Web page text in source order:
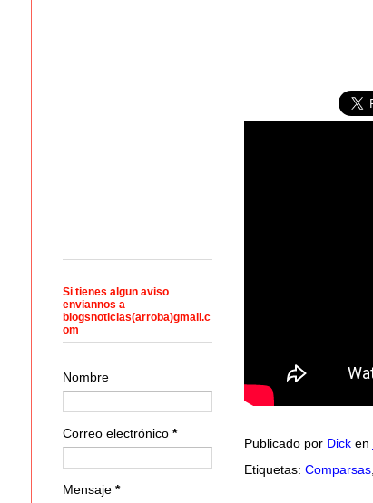
Publicado por Dick en
Etiquetas: Comparsas,
Si tienes algun aviso
enviannos a
blogsnoticias(arroba)gmail.c
om
Nombre
Correo electrónico *
Mensaje *